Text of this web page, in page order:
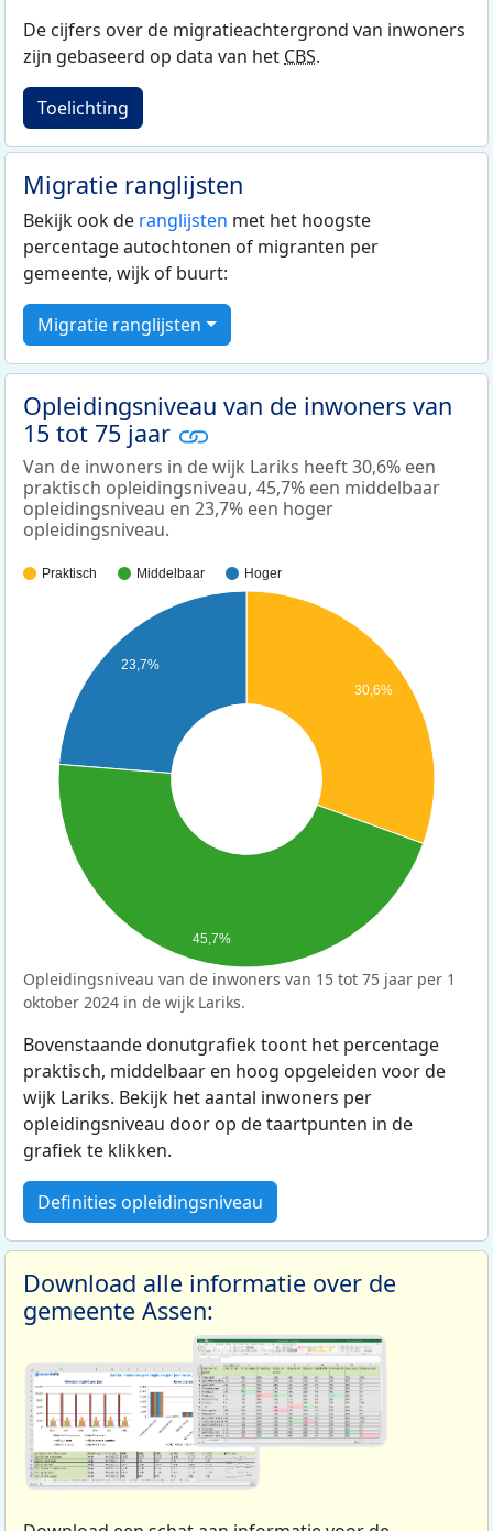
De cijfers over de migratieachtergrond van inwoners
zijn gebaseerd op data van het CBS.
Toelichting
Migratie ranglijsten
Bekijk ook de ranglijsten met het hoogste
percentage autochtonen of migranten per
gemeente, wijk of buurt:
Migratie ranglijsten
Opleidingsniveau van de inwoners van
15 tot 75 jaar
Van de inwoners in de wijk Lariks heeft 30,6% een
praktisch opleidingsniveau, 45,7% een middelbaar
opleidingsniveau en 23,7% een hoger
opleidingsniveau.
Praktisch Middelbaar Hoger
30,6%
23,7%
45,7%
Opleidingsniveau van de inwoners van 15 tot 75 jaar per 1
oktober 2024 in de wijk Lariks.
Bovenstaande donutgrafiek toont het percentage
praktisch, middelbaar en hoog opgeleiden voor de
wijk Lariks. Bekijk het aantal inwoners per
opleidingsniveau door op de taartpunten in de
grafiek te klikken.
Definities opleidingsniveau
Download alle informatie over de
gemeente Assen: